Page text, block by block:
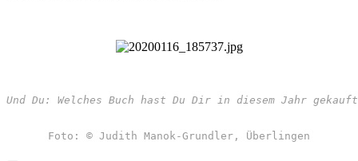
Und Du: Welches Buch hast Du Dir in diesem Jahr
Foto: © Judith Manok-Grundler, Überlingen